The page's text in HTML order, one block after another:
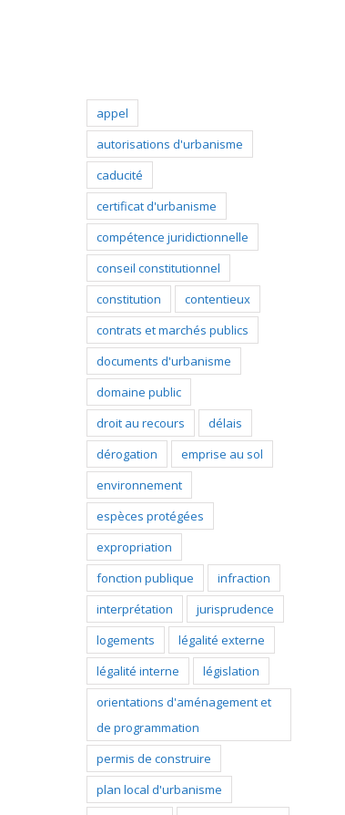
appel
autorisations d'urbanisme
caducité
certificat d'urbanisme
compétence juridictionnelle
conseil constitutionnel
constitution
contentieux
contrats et marchés publics
documents d'urbanisme
domaine public
droit au recours
délais
dérogation
emprise au sol
environnement
espèces protégées
expropriation
fonction publique
infraction
interprétation
jurisprudence
logements
légalité externe
légalité interne
législation
orientations d'aménagement et
de programmation
permis de construire
plan local d'urbanisme